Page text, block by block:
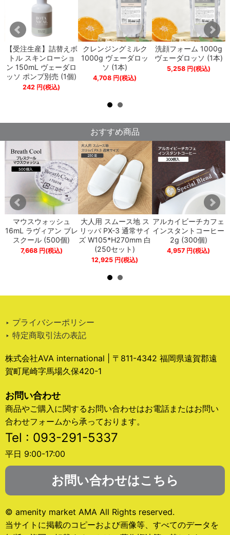
【受注生産】詰替えボ
トル スキンローショ
ン 150mL ヴェーダロ
ッソ ポンプ別売 (1個)
242 円(税込)
クレンジングミルク
1000g ヴェーダロッ
ソ (1本)
4,708 円(税込)
洗顔フォーム 1000g
ヴェーダロッソ (1本)
5,258円(税込)
おすすめ商品
マウスウォッシュ
16mL ラヴィアン ブレ
スクール (500個)
7,668円(税込)
大人用 スムース地 ス
リッパ PX-3 通常サイ
ズ W105*H270mm 白
(250セット)
12,925 円(税込)
アルカイビーチカフェ
インスタントコーヒー
2g (300個)
4,957 円(税込)
‣ プライバシーポリシー
‣ 特定商取引法の表記
株式会社AVA international | 〒811-4342 福岡県遠賀郡遠
賀町尾崎字馬場久保420-1
お問い合わせ
商品やご購入に関するお問い合わせはお電話またはお問い
合わせフォームから承っております。
Tel : 093-291-5337
平日 9:00-17:00
お問い合わせはこちら
© amenity market AMA All Rights reserved.
当サイトに掲載のコピーおよび画像等、すべてのデータを